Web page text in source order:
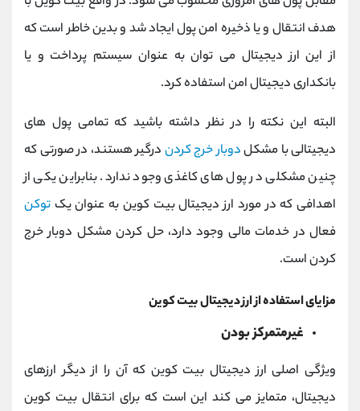
هدف انتقال و یا ذخیره امن پول ایجاد شد و بدین خاطر است که
از این ارز دیجیتال می توان به عنوان سیستم پرداخت و یا
بانکداری دیجیتال امن استفاده کرد.
البته این نکته را در نظر داشته باشید که تمامی پول های
دیجیتالی با مشکلدوبار خرج کردن درگیر هستند، در صورتی که
چنین مشکلی در پول های کاغذی وجود ندارد. بنابراین یکی از
اهدافی که در مورد ارز دیجیتال بیت کوین به عنوان یک توکن
فعال در خدمات مالی وجود دارد، حل کردن مشکل دوبار خرج
کردن است.
مزایای استفاده از ارز دیجیتال بیت کوین
غیرمتمرکز بودن
ویژگی اصلی ارز دیجیتال بیت کوین که آن را از دیگر ارزهای
دیجیتال، متمایز می کند این است که برای انتقال بیت کوین